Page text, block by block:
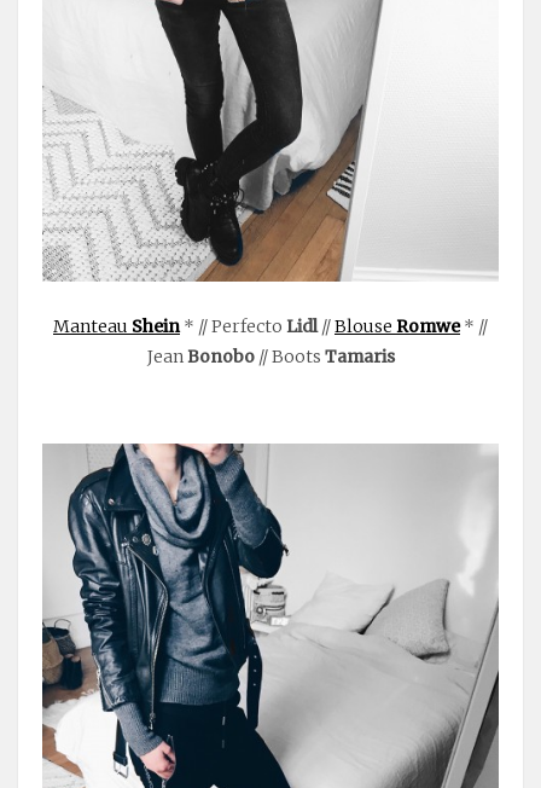
Manteau Shein* // Perfecto Lidl//Blouse Romwe* //
JeanBonobo// Boots Tamaris